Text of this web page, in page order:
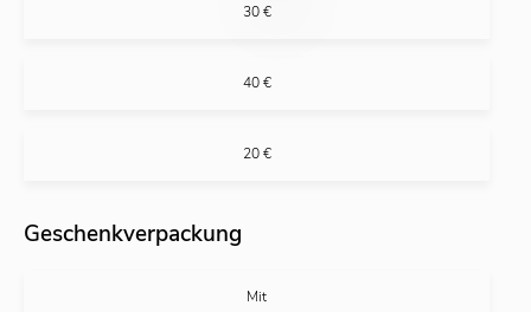
30 €
40 €
20 €
Geschenkverpackung
Mit